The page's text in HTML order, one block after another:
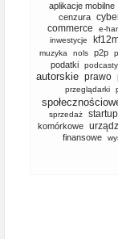
aplikacje mobilne
cenzura
commerce
e-
inwestycje
muzyka nols p2p
podatki podcasty
autorskie prawo
przeglądarki
sprzedaż
komórkowe
finansowe